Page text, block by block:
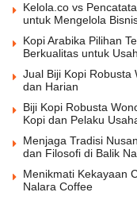
Kelola.co vs
untuk Mengelola
Kopi Arabika Pilihan
Berkualitas untuk
Jual Biji Kopi Robusta
dan Harian
Biji Kopi Robusta
Kopi dan Pelaku
Menjaga Tradisi
dan Filosofi di Balik
Menikmati Kekayaan
Nalara Coffee